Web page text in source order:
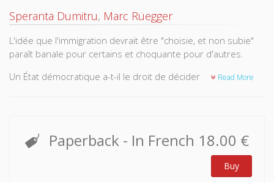
Speranta Dumitru, Marc Rüegger
L'idée que l'immigration devrait être "choisie, et non subie"
paraît banale pour certains et choquante pour d'autres.
Un État démocratique a-t-il le droit de décider qui est admis
humaine? Les réponses à ces questions divergent selon la
théorie politique endossée.
d'horizons différents, allant du républicanisme à l'éthique de
Read More
Paperback - In French 18.00 €
Buy